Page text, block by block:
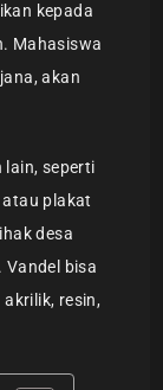
kepada
Mahasiswa
akan
lain, seperti
plakat
desa
Vandel bisa
resin,